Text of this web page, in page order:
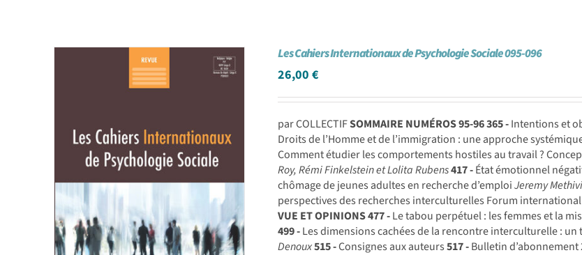
Les Cahiers Internationaux de Psychologie Sociale 095-096
26,00€
par COLLECTIFSOMMAIRE NUMÉROS 95-96365 -Intentions et
Droits de l’Homme et de l’immigration : une approche
Comment étudier les comportements hostiles au travail ?
Roy, Rémi Finkelstein et Lolita Rubens417 -État émotionnel
chômage de jeunes adultes en recherche d’emploiJeremy
perspectives des recherches interculturelles Forum
VUE ET OPINIONS477 -Le tabou perpétuel : les femmes et la
499 -Les dimensions cachées de la rencontre interculturelle :
Denoux515 -Consignes aux auteurs517 -Bulletin d’abonnement